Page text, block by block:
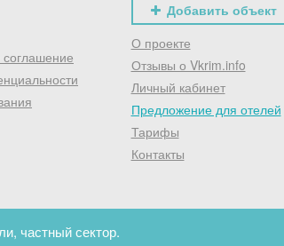
соглашение
Добавить объект
О проекте
Отзывы о Vkrim.info
Личный кабинет
Предложение для отелей
Тарифы
Контакты
частный сектор.